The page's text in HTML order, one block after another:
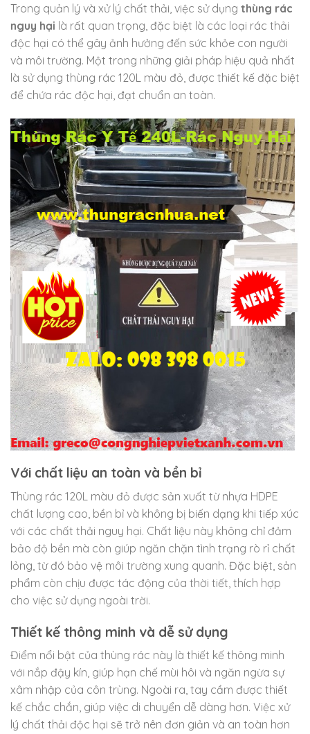
Trong quản lý và xử lý chất thải, việc sử dụng thùng rác
nguy hại là rất quan trọng, đặc biệt là các loại rác thải
độc hại có thể gây ảnh hưởng đến sức khỏe con người
và môi trường. Một trong những giải pháp hiệu quả nhất
là sử dụng thùng rác 120L màu đỏ, được thiết kế đặc biệt
để chứa rác độc hại, đạt chuẩn an toàn.
Với chất liệu an toàn và bền bỉ
Thùng rác 120L màu đỏ được sản xuất từ nhựa HDPE
chất lượng cao, bền bỉ và không bị biến dạng khi tiếp xúc
với các chất thải nguy hại. Chất liệu này không chỉ đảm
bảo độ bền mà còn giúp ngăn chặn tình trạng rò rỉ chất
lỏng, từ đó bảo vệ môi trường xung quanh. Đặc biệt, sản
phẩm còn chịu được tác động của thời tiết, thích hợp
cho việc sử dụng ngoài trời.
Thiết kế thông minh và dễ sử dụng
Điểm nổi bật của thùng rác này là thiết kế thông minh
với nắp đậy kín, giúp hạn chế mùi hôi và ngăn ngừa sự
xâm nhập của côn trùng. Ngoài ra, tay cầm được thiết
kế chắc chắn, giúp việc di chuyển dễ dàng hơn. Việc xử
lý chất thải độc hại sẽ trở nên đơn giản và an toàn hơn